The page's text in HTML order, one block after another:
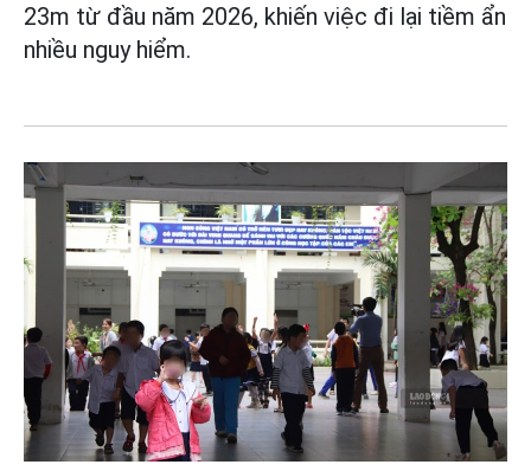
23m từ đầu năm 2026, khiến việc đi lại tiềm ẩn
nhiều nguy hiểm.